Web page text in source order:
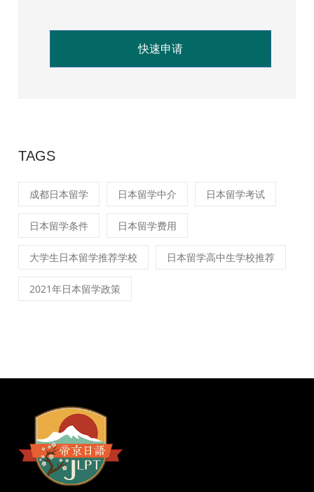
快速申请
TAGS
成都日本留学 日本留学中介 日本留学考试
日本留学条件 日本留学费用
大学生日本留学推荐学校 日本留学高中生学校推荐
2021年日本留学政策